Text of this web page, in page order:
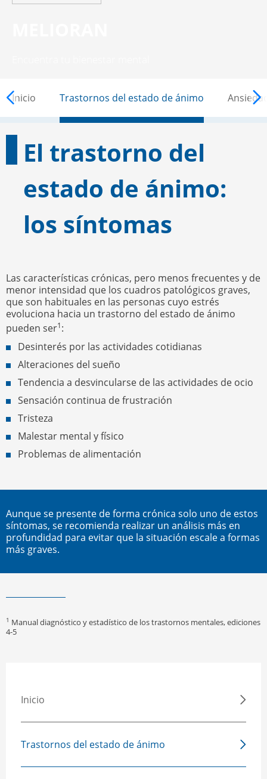
MELIORAN
Inicio Trastornos del estado de ánimo
El trastorno del
estado de ánimo:
los síntomas
Las características crónicas, pero menos frecuentes y de
menor intensidad que los cuadros patológicos graves,
que son habituales en las personas cuyo estrés
evoluciona hacia un trastorno del estado de ánimo
pueden ser1:
Desinterés por las actividades cotidianas
Alteraciones del sueño
Tendencia a desvincularse de las actividades de ocio
Sensación continua de frustración
Tristeza
Malestar mental y físico
Problemas de alimentación
Aunque se presente de forma crónica solo uno de estos
síntomas, se recomienda realizar un análisis más en
profundidad para evitar que la situación escale a formas
más graves.
1 Manual diagnóstico y estadístico de los trastornos mentales, ediciones
4-5
Inicio
Trastornos del estado de ánimo